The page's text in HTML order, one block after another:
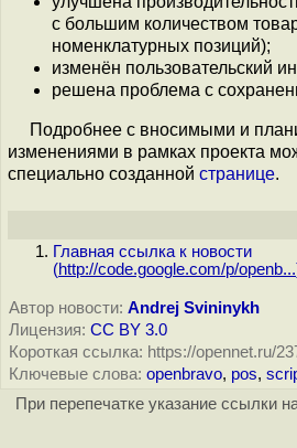
с большим количеством
номенклатурных позиций);
изменён пользовательский
решена проблема с
Подробнее с вносимыми и
изменениями в рамках проекта
специально созданной странице.
Главная ссылка к новости
(http://code.google.com/p/openb...
Автор новости: Andrej Svininykh
Лицензия: CC BY 3.0
Короткая ссылка: https://opennet.ru/
Ключевые слова: openbravo, pos,
При перепечатке указание ссылки